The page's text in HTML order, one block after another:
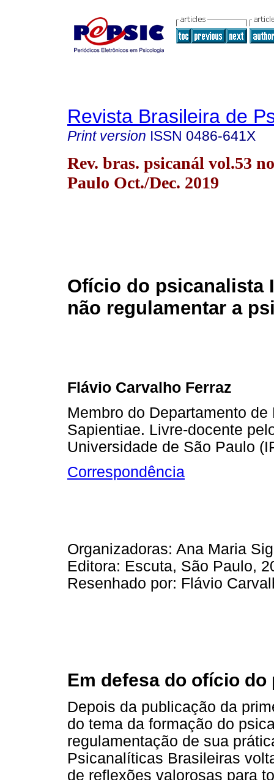
Revista Brasileira de
Print version ISSN 0486-641X
Rev. bras. psicanál vol.53
Paulo Oct./Dec. 2019
Ofício do psicanalista
não regulamentar a
Flávio Carvalho Ferraz
Membro do Departamento
Sapientiae. Livre-docente
Universidade de São Paulo
Correspondência
Organizadoras: Ana Maria
Editora: Escuta, São Paulo,
Resenhado por: Flávio
Em defesa do ofício
Depois da publicação da
do tema da formação do
regulamentação de sua
Psicanalíticas Brasileiras
de reflexões valorosas para